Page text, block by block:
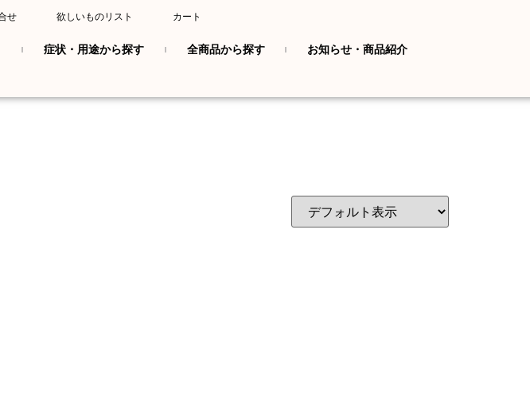
せ 欲しいものリスト カート
症状・用途から探す 全商品から探す お知らせ・商品紹介